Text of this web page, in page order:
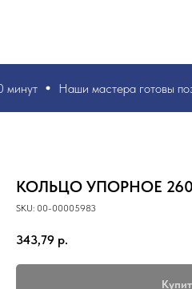
минут Наши мастера готовы
КОЛЬЦО УПОРНОЕ
SKU: 00-00005983
343,79 р.